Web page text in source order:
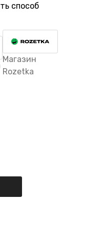
способ
Магазин
Rozetka